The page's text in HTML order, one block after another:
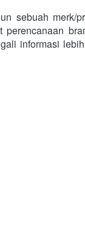
sebuah merk/
informasi